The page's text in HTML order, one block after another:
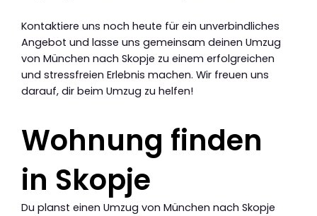
Kontaktiere uns noch heute für ein unverbindliches
Angebot und lasse uns gemeinsam deinen Umzug
von München nach Skopje zu einem erfolgreichen
und stressfreien Erlebnis machen. Wir freuen uns
darauf, dir beim Umzug zu helfen!
Wohnung finden
in Skopje
Du planst einen Umzug von München nach Skopje